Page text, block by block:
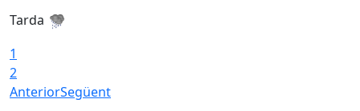
Tarda
1
2
AnteriorSegüent